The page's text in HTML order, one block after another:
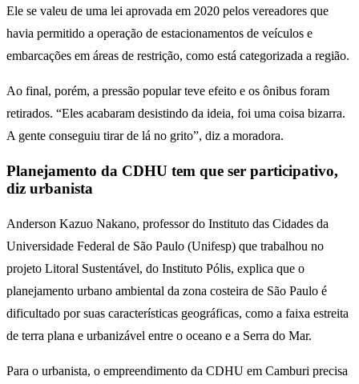
Ele se valeu de uma lei aprovada em 2020 pelos vereadores que
havia permitido a operação de estacionamentos de veículos e
embarcações em áreas de restrição, como está categorizada a região.
Ao final, porém, a pressão popular teve efeito e os ônibus foram
retirados. “Eles acabaram desistindo da ideia, foi uma coisa bizarra.
A gente conseguiu tirar de lá no grito”, diz a moradora.
Planejamento da CDHU tem que ser participativo,
diz urbanista
Anderson Kazuo Nakano, professor do Instituto das Cidades da
Universidade Federal de São Paulo (Unifesp) que trabalhou no
projeto Litoral Sustentável, do Instituto Pólis, explica que o
planejamento urbano ambiental da zona costeira de São Paulo é
dificultado por suas características geográficas, como a faixa estreita
de terra plana e urbanizável entre o oceano e a Serra do Mar.
Para o urbanista, o empreendimento da CDHU em Camburi precisa